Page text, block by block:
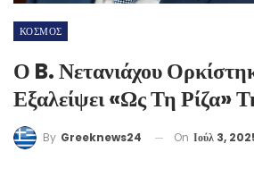
ΚΟΣΜΟΣ
Ο B. Νετανιάχου
Εξαλείψει «ως Τη Ρίζα»
By Greeknews24 On Ιούλ 3,